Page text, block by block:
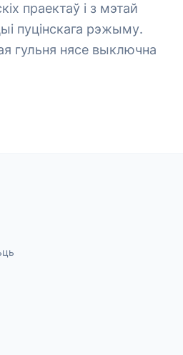
праектаў і з мэтай
пуцінскага рэжыму.
гульня нясе выключна